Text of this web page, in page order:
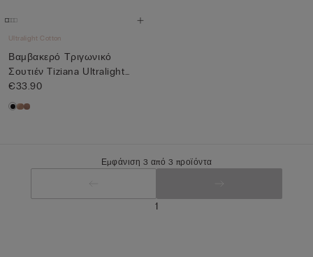
Ultralight Cotton
Βαμβακερό Τριγωνικό
Σουτιέν Tiziana Ultralight
Cot...
€33.90
Εμφάνιση 3 από 3 προϊόντα
1